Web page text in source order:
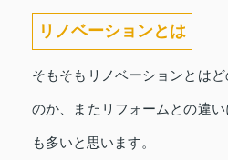
リノベーションとは
そもそもリノベーションとは
のか、またリフォームとの違
も多いと思います。